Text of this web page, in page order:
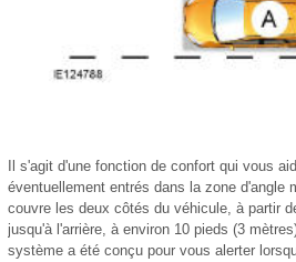
Il s'agit d'une fonction de confort qui vous
éventuellement entrés dans la zone d'angle
couvre les deux côtés du véhicule, à partir
jusqu'à l'arrière, à environ 10 pieds (3
système a été conçu pour vous alerter